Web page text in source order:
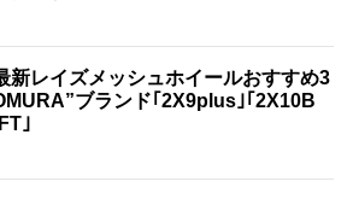
新レイズメッシュホイールおすすめ3
ブランド｢2X9plus｣｢2X10B
｣